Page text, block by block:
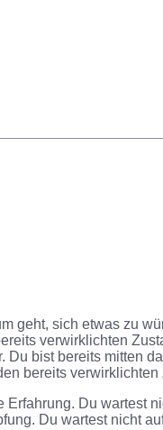
geht, sich etwas zu
verwirklichten
bist bereits mitten
bereits
Erfahrung. Du wartest
Du wartest nicht